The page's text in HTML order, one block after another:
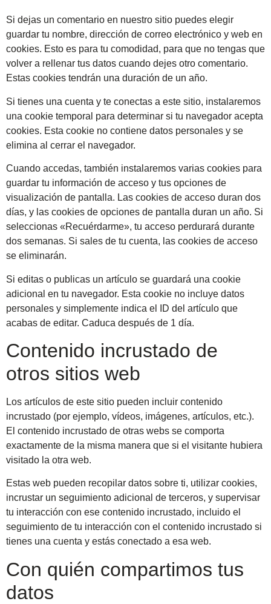
Si dejas un comentario en nuestro sitio puedes elegir
guardar tu nombre, dirección de correo electrónico y web en
cookies. Esto es para tu comodidad, para que no tengas que
volver a rellenar tus datos cuando dejes otro comentario.
Estas cookies tendrán una duración de un año.
Si tienes una cuenta y te conectas a este sitio, instalaremos
una cookie temporal para determinar si tu navegador acepta
cookies. Esta cookie no contiene datos personales y se
elimina al cerrar el navegador.
Cuando accedas, también instalaremos varias cookies para
guardar tu información de acceso y tus opciones de
visualización de pantalla. Las cookies de acceso duran dos
días, y las cookies de opciones de pantalla duran un año. Si
seleccionas «Recuérdarme», tu acceso perdurará durante
dos semanas. Si sales de tu cuenta, las cookies de acceso
se eliminarán.
Si editas o publicas un artículo se guardará una cookie
adicional en tu navegador. Esta cookie no incluye datos
personales y simplemente indica el ID del artículo que
acabas de editar. Caduca después de 1 día.
Contenido incrustado de
otros sitios web
Los artículos de este sitio pueden incluir contenido
incrustado (por ejemplo, vídeos, imágenes, artículos, etc.).
El contenido incrustado de otras webs se comporta
exactamente de la misma manera que si el visitante hubiera
visitado la otra web.
Estas web pueden recopilar datos sobre ti, utilizar cookies,
incrustar un seguimiento adicional de terceros, y supervisar
tu interacción con ese contenido incrustado, incluido el
seguimiento de tu interacción con el contenido incrustado si
tienes una cuenta y estás conectado a esa web.
Con quién compartimos tus
datos